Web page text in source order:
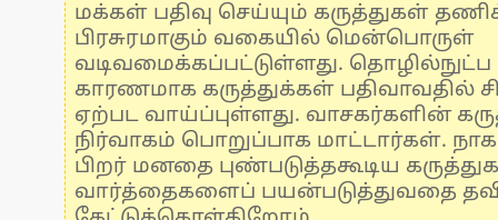
மக்கள் பதிவு செய்யும் கருத்துகள்
பிரசுரமாகும் வகையில் மென்பொருள்
வடிவமைக்கப்பட்டுள்ளது.
காரணமாக கருத்துக்கள் பதிவாவதில்
ஏற்பட வாய்ப்புள்ளது. வாசகர்களின்
நிர்வாகம் பொறுப்பாக மாட்டார்கள்.
பிறர் மனதை புண்படுத்தகூடிய
வார்த்தைகளைப் பயன்படுத்துவதை